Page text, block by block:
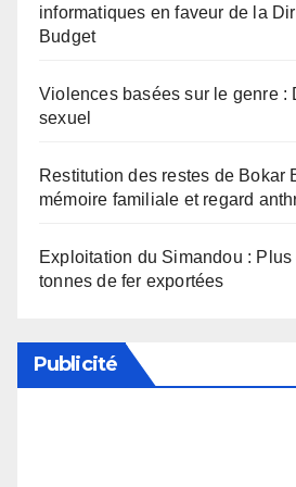
informatiques en faveur de la
Budget
Violences basées sur le genre :
sexuel
Restitution des restes de Bokar
mémoire familiale et regard
Exploitation du Simandou :
tonnes de fer exportées
Publicité